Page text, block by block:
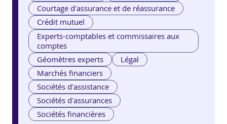
Courtage d'assurance et de réassurance
Crédit mutuel
Experts-comptables et commissaires aux
comptes
Géomètres experts
Légal
Marchés financiers
Sociétés d'assistance
Sociétés d'assurances
Sociétés financières